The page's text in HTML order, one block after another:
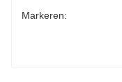
Markeren: